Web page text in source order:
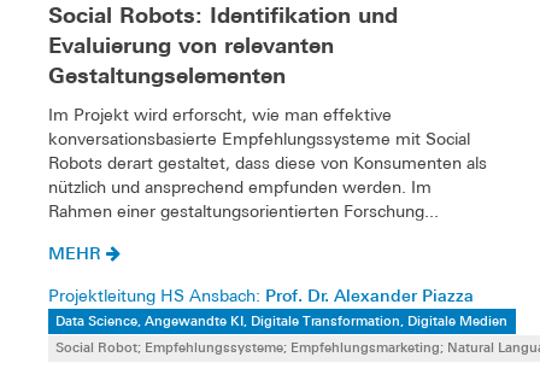
Social Robots: Identifikation und
Evaluierung von relevanten
Gestaltungselementen
Im Projekt wird erforscht, wie man effektive
konversationsbasierte Empfehlungssysteme mit Social
Robots derart gestaltet, dass diese von Konsumenten als
nützlich und ansprechend empfunden werden. Im
Rahmen einer gestaltungsorientierten Forschung...
MEHR
Projektleitung HS Ansbach: Prof. Dr. Alexander Piazza
Data Science, Angewandte KI, Digitale Transformation, Digitale Medien
Social Robot; Empfehlungssysteme; Empfehlungsmarketing; Natural